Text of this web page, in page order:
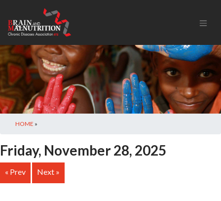
HOME »
Friday, November 28, 2025
« Prev Next »